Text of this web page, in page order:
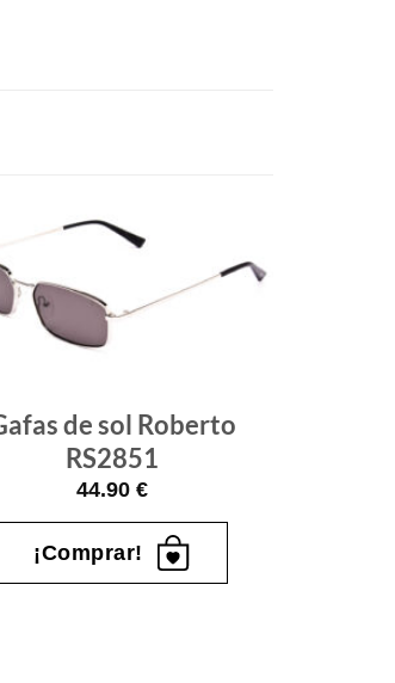
Gafas
de sol
de sol Roberto
RS2851
44.90 €
¡Comprar!